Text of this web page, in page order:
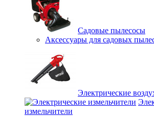
Садовые пылесосы
Аксессуары для садовых
Электрические
измельчители